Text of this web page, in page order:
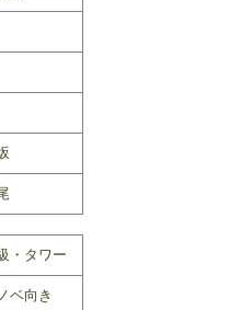
・タワー
ベ向き